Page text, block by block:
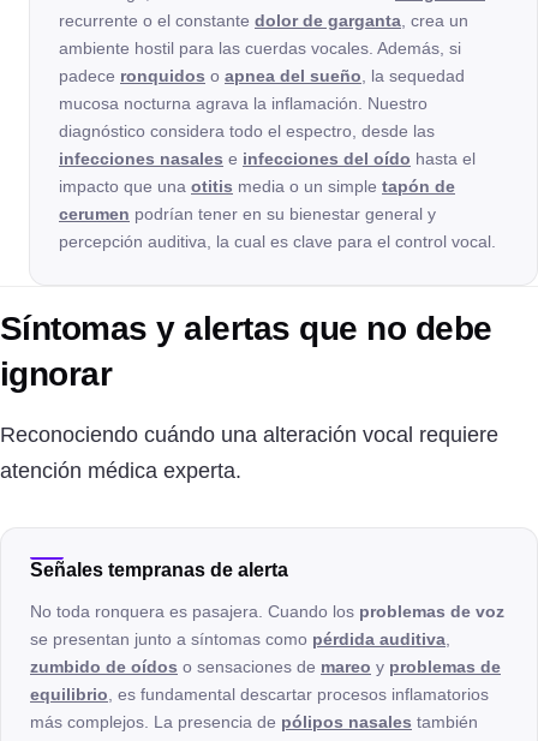
recurrente o el constante dolor de garganta , crea un
ambiente hostil para las cuerdas vocales. Además, si
padece ronquidos o apnea del sueño , la sequedad
mucosa nocturna agrava la inflamación. Nuestro
diagnóstico considera todo el espectro, desde las
infecciones nasales e infecciones del oído hasta el
impacto que una otitis media o un simple tapón de
cerumen podrían tener en su bienestar general y
percepción auditiva, la cual es clave para el control vocal.
Síntomas y alertas que no debe
ignorar
Reconociendo cuándo una alteración vocal requiere
atención médica experta.
Señales tempranas de alerta
No toda ronquera es pasajera. Cuando los problemas de voz
se presentan junto a síntomas como pérdida auditiva
zumbido de oídos o sensaciones de mareo y problemas de
equilibrio , es fundamental descartar procesos inflamatorios
más complejos. La presencia de pólipos nasales también